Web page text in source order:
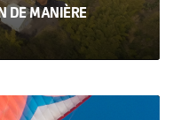
DE MANIÈRE